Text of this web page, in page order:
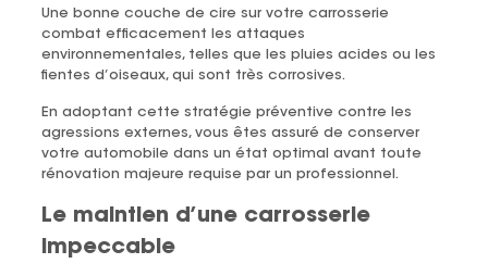
Une bonne couche de cire sur votre carrosserie
combat efficacement les attaques
environnementales, telles que les pluies acides ou les
fientes d’oiseaux, qui sont très corrosives.
En adoptant cette stratégie préventive contre les
agressions externes, vous êtes assuré de conserver
votre automobile dans un état optimal avant toute
rénovation majeure requise par un professionnel.
Le maintien d’une carrosserie
impeccable